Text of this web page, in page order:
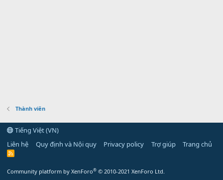
Thành viên
Tiếng Việt (VN)
Liên hệ
Quy định và Nội quy Privacy policy Trợ giúp Trang chủ
R
Community platform by XenForo® © 2010-2021 XenForo Ltd.